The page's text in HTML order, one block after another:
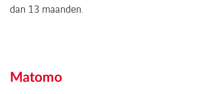
dan 13 maanden.
Matomo